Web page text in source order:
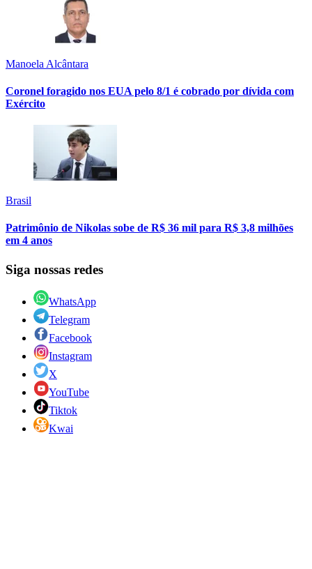
Manoela Alcântara
Coronel foragido nos EUA pelo 8/1 é cobrado por dívida com
Exército
Brasil
Patrimônio de Nikolas sobe de R$ 36 mil para R$ 3,8 milhões
em 4 anos
Siga nossas redes
WhatsApp
Telegram
Facebook
Instagram
X
YouTube
Tiktok
Kwai